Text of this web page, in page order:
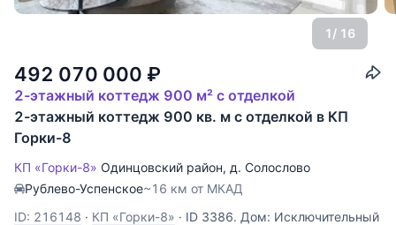
1/ 16
492 070 000 ₽
2-этажный коттедж 900 м² с отделкой
2-этажный коттедж 900 кв. м с отделкой в КП
Горки-8
КП «Горки-8» Одинцовский район, д. Солослово
Рублево-Успенское~16 км от МКАД
ID: 216148 · КП «Горки-8» · ID 3386. Дом: Исключительный